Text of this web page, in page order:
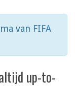
van FIFA
up-to-